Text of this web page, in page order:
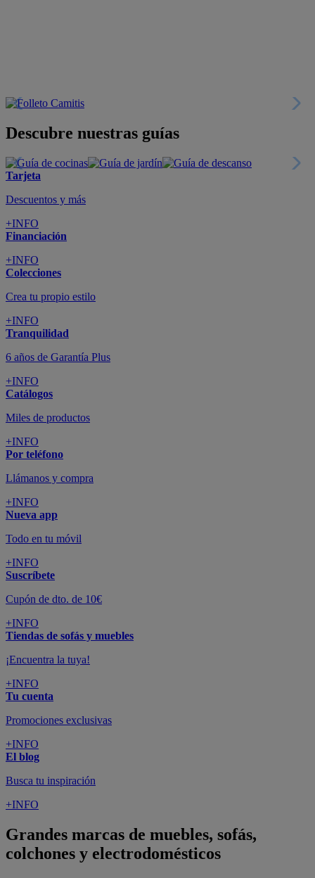
Descubre nuestras guías
Tarjeta
Descuentos y más
+INFO
Financiación
+INFO
Colecciones
Crea tu propio estilo
+INFO
Tranquilidad
6 años de Garantía Plus
+INFO
Catálogos
Miles de productos
+INFO
Por teléfono
Llámanos y compra
+INFO
Nueva app
Todo en tu móvil
+INFO
Suscríbete
Cupón de dto. de 10€
+INFO
Tiendas de sofás y muebles
¡Encuentra la tuya!
+INFO
Tu cuenta
Promociones exclusivas
+INFO
El blog
Busca tu inspiración
+INFO
Grandes marcas de muebles, sofás,
colchones y electrodomésticos